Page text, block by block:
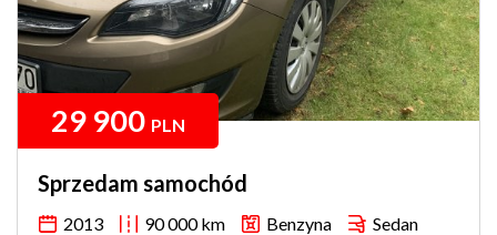
29 900 PLN
Sprzedam samochód
2013 90 000 km Benzyna Sedan